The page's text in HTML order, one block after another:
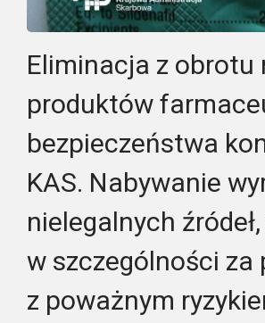
Eliminacja z obrotu
produktów
bezpieczeństwa
KAS. Nabywanie
nielegalnych
w szczególności
z poważnym